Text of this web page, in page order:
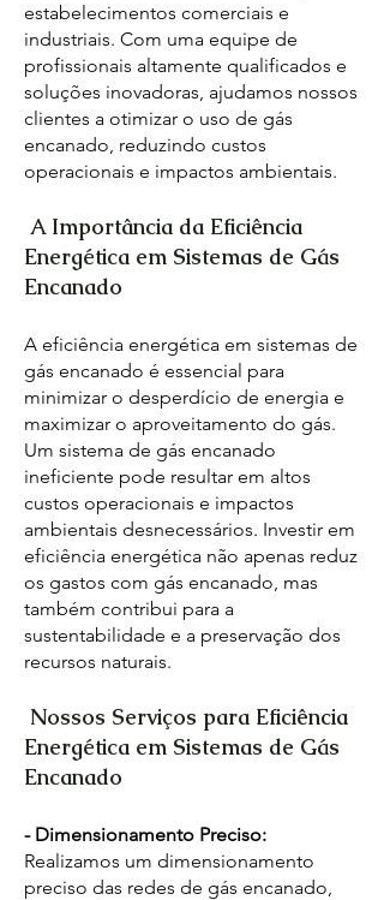
estabelecimentos comerciais e
industriais. Com uma equipe de
profissionais altamente qualificados e
soluções inovadoras, ajudamos nossos
clientes a otimizar o uso de gás
encanado, reduzindo custos
operacionais e impactos ambientais.
A Importância da Eficiência
Energética em Sistemas de Gás
Encanado
A eficiência energética em sistemas de
gás encanado é essencial para
minimizar o desperdício de energia e
maximizar o aproveitamento do gás.
Um sistema de gás encanado
ineficiente pode resultar em altos
custos operacionais e impactos
ambientais desnecessários. Investir em
eficiência energética não apenas reduz
os gastos com gás encanado, mas
também contribui para a
sustentabilidade e a preservação dos
recursos naturais.
Nossos Serviços para Eficiência
Energética em Sistemas de Gás
Encanado
- Dimensionamento Preciso:
Realizamos um dimensionamento
preciso das redes de gás encanado,